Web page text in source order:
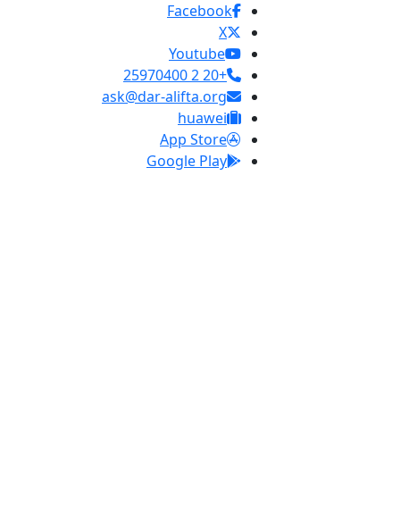
Facebook
X
Youtube
+20 2 25970400
ask@dar-alifta.org
huawei
App Store
Google Play